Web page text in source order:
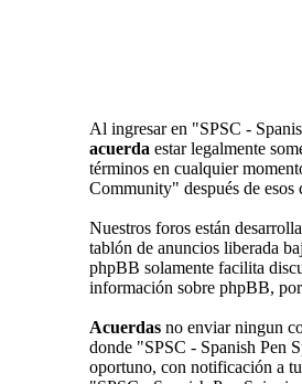
Al ingresar en "SPSC -
acuerda estar legalmente
términos en cualquier
Community" después de esos
Nuestros foros están
tablón de anuncios liberada
phpBB solamente facilita
información sobre phpBB,
Acuerdasno enviar ningun
donde "SPSC - Spanish Pen
oportuno, con notificación a